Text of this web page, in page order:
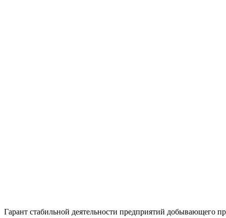
Гарант стабильной деятельности предприятий добывающего